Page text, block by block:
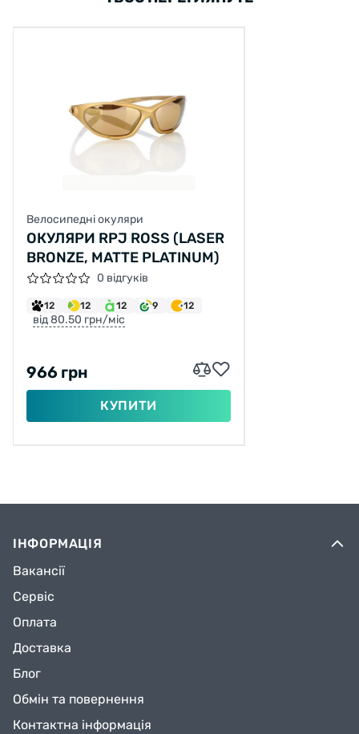
Велосипедні окуляри
ОКУЛЯРИ RPJ ROSS (LASER
BRONZE, MATTE PLATINUM)
0 відгуків
12 12 12 9 12
від 80.50 грн/міс
966 грн
КУПИТИ
ІНФОРМАЦІЯ
Вакансії
Сервіс
Оплата
Доставка
Блог
Обмін та повернення
Контактна інформація